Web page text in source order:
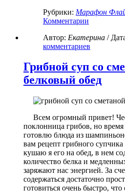
Рубрики: Марафон
Комментарии
Автор: Екатерина /
комментариев
Грибной суп со
белковый обед
Всем огромный привет!
поклонница грибов, но
готовлю блюда из
вам рецепт грибного
кушаю я его на обед, в нем
количество белка и
заряжают нас энергией. За
содержаться достаточно
готовиться очень быстро,